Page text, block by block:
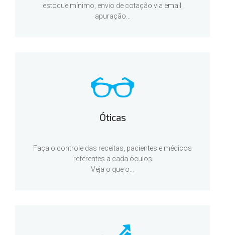
estoque mínimo, envio de cotação via email,
apuração...
Óticas
Faça o controle das receitas, pacientes e médicos
referentes a cada óculos
Veja o que o...